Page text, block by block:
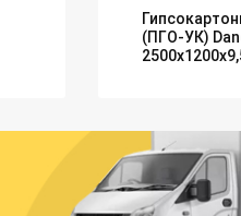
(ПГО-УК)